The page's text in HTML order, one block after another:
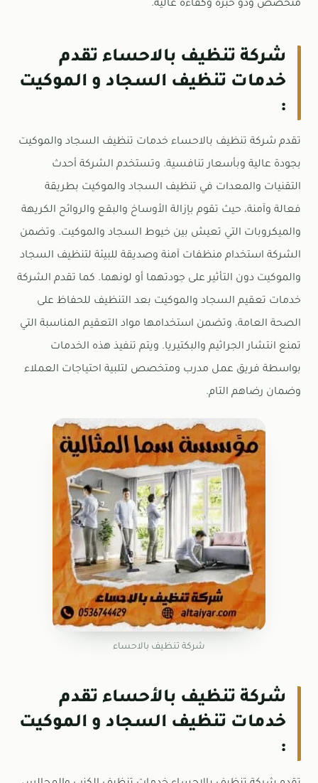
متخصص وذو خبرة وكفاءة عالية.
شركة تنظيف بالاحساء تقدم
خدمات تنظيف السجاد و الموكيت
:
تقدم شركة تنظيف بالاحساء خدمات تنظيف السجاد والموكيت
بجودة عالية وبأسعار تنافسية. وتستخدم الشركة أحدث
التقنيات والمعدات في تنظيف السجاد والموكيت بطريقة
فعالة وآمنة، حيث تقوم بإزالة الأوساخ والبقع والروائح الكريهة
والميكروبات التي تعيش بين خيوط السجاد والموكيت. وتضمن
الشركة استخدام منظفات آمنة وصديقة للبيئة لتنظيف السجاد
والموكيت دون التأثير على جودتهما أو لونهما. كما تقدم الشركة
خدمات تعقيم السجاد والموكيت بعد التنظيف للحفاظ على
الصحة العامة، وتضمن استخدامها مواد التعقيم المناسبة التي
تمنع انتشار الجراثيم والبكتيريا. ويتم تنفيذ هذه الخدمات
بواسطة فريق عمل مدرب ومتخصص لتلبية احتياجات العملاء
وضمان رضاهم التام.
شركة تنظيف بالاحساء
شركة تنظيف بالأحساء تقدم
خدمات تنظيف السجاد و الموكيت
: